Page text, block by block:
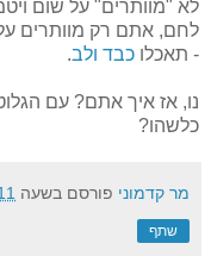
לא "מוותרים" על שום
לחם, אתם רק מוותרים
- תאכלו כבד ולב.
נו, אז איך אתם? עם
כלשהו?
מר קדמוני פורסם בשעה
שתף